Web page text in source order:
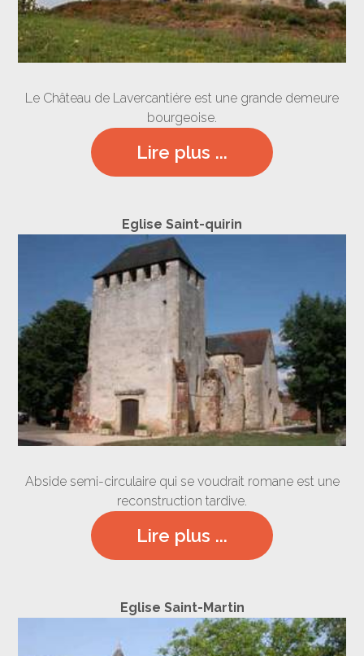
Le Château de Lavercantiére est une grande demeure
bourgeoise.
Lire plus ...
Eglise Saint-quirin
Abside semi-circulaire qui se voudrait romane est une
reconstruction tardive.
Lire plus ...
Eglise Saint-Martin